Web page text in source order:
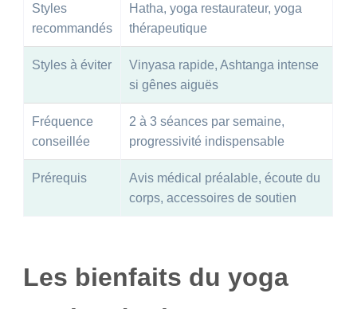
Styles
recommandés
Hatha, yoga restaurateur, yoga
thérapeutique
Styles à éviter
Vinyasa rapide, Ashtanga intense
si gênes aiguës
Fréquence
conseillée
2 à 3 séances par semaine,
progressivité indispensable
Prérequis
Avis médical préalable, écoute du
corps, accessoires de soutien
Les bienfaits du yoga